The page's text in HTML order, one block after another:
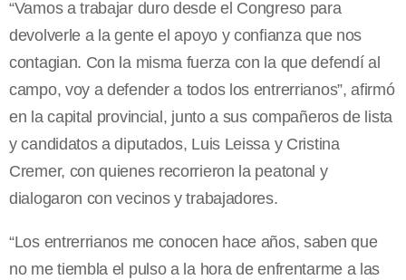
“Vamos a trabajar duro desde el Congreso para
devolverle a la gente el apoyo y confianza que nos
contagian. Con la misma fuerza con la que defendí al
campo, voy a defender a todos los entrerrianos”, afirmó
en la capital provincial, junto a sus compañeros de lista
y candidatos a diputados, Luis Leissa y Cristina
Cremer, con quienes recorrieron la peatonal y
dialogaron con vecinos y trabajadores.
“Los entrerrianos me conocen hace años, saben que
no me tiembla el pulso a la hora de enfrentarme a las